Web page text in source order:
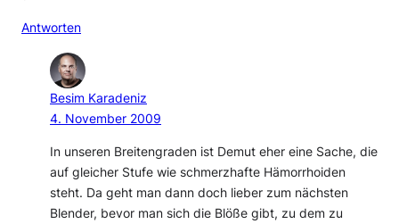
Antworten
Besim Karadeniz
4. November 2009
In unseren Breitengraden ist Demut eher eine Sache, die
auf gleicher Stufe wie schmerzhafte Hämorrhoiden
steht. Da geht man dann doch lieber zum nächsten
Blender, bevor man sich die Blöße gibt, zu dem zu